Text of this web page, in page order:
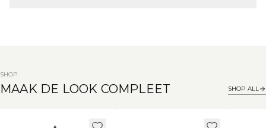
SHOP
MAAK DE LOOK COMPLEET SHOP ALL